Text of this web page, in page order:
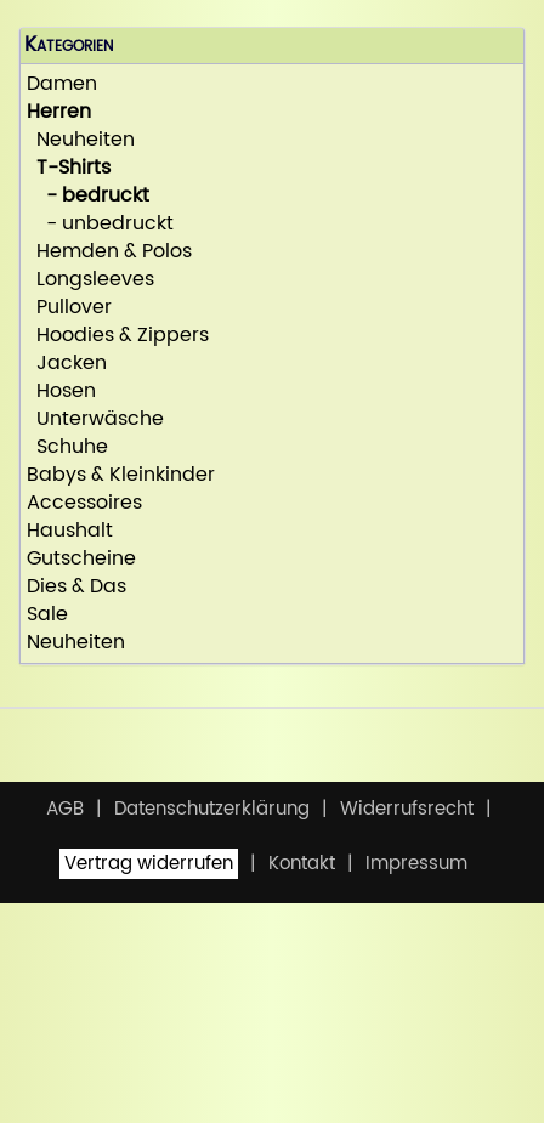
Kategorien
Damen
Herren
Neuheiten
T-Shirts
- bedruckt
- unbedruckt
Hemden & Polos
Longsleeves
Pullover
Hoodies & Zippers
Jacken
Hosen
Unterwäsche
Schuhe
Babys & Kleinkinder
Accessoires
Haushalt
Gutscheine
Dies & Das
Sale
Neuheiten
AGB Datenschutzerklärung
Widerrufsrecht
Vertrag widerrufen
Kontakt Impressum